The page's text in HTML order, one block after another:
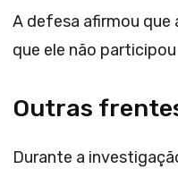
A defesa afirmou
que ele não
Outras
Durante a